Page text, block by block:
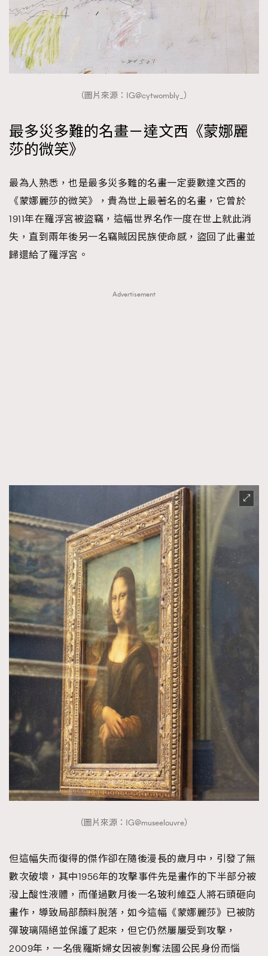
（圖片來源：IG@cytwombly_）
最多災多難的名畫－達文西《蒙娜麗
莎的微笑》
最為人熟悉，也是最多災多難的名畫一定要數達文西的
《蒙娜麗莎的微笑》，貴為世上最著名的名畫，它曾於
1911年在羅浮宮被盜竊，這幅世界名作一度在世上就此消
失，直到兩年後另一名竊賊因民族使命感，盜回了此畫並
歸還給了羅浮宮。
Advertisement
（圖片來源：IG@museelouvre）
但這幅失而復得的傑作卻在隨後漫長的歲月中，引發了無
數次破壞，其中1956年的攻擊事件先是畫作的下半部分被
潑上酸性液體，而僅過數月後一名玻利維亞人將石頭砸向
畫作，導致局部顏料脫落，如今這幅《蒙娜麗莎》已被防
彈玻璃隔絕並保護了起來，但它仍然屢屢受到攻擊，
2009年，一名俄羅斯婦女因被剝奪法國公民身份而惱